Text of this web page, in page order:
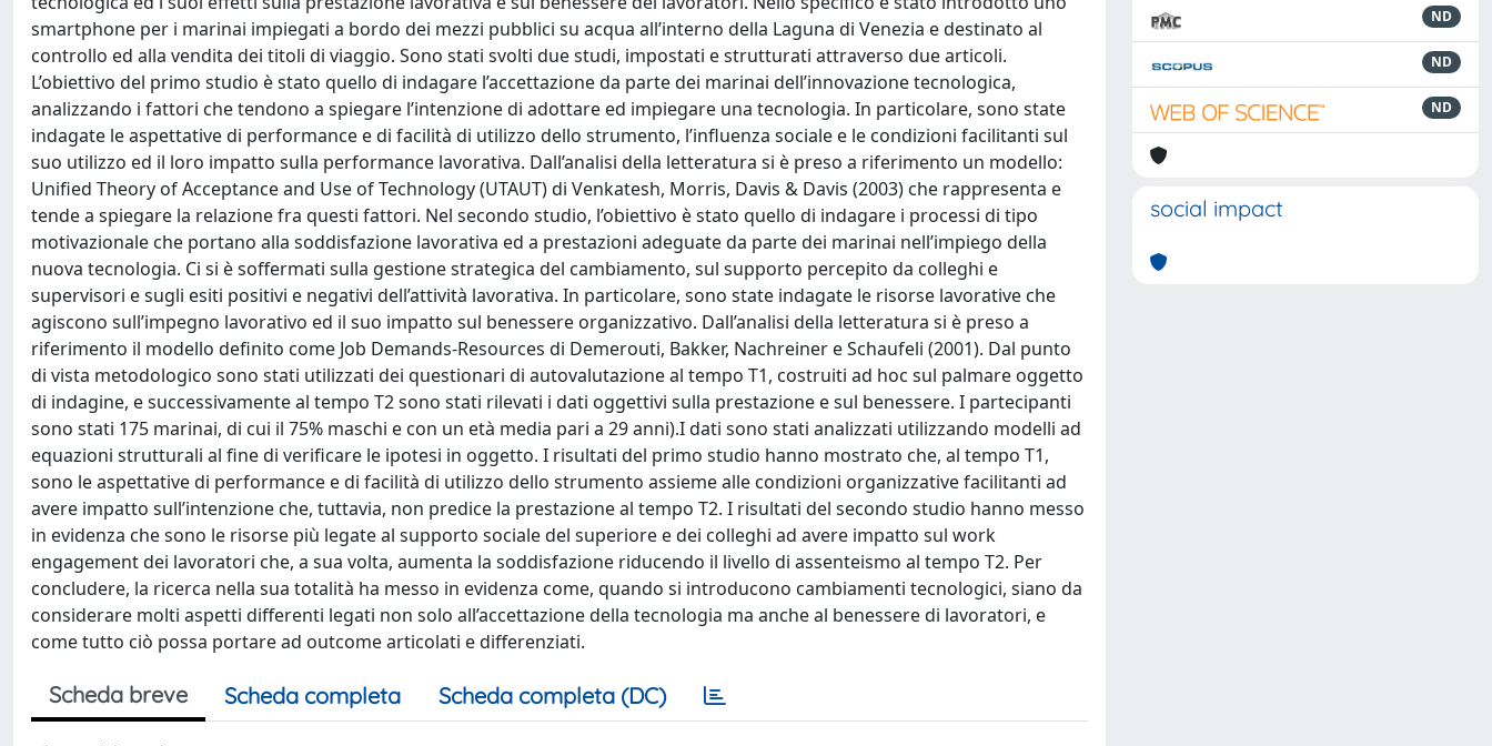
smartphone per i marinai impiegati a bordo dei mezzi pubblici su acqua all’interno della Laguna di Venezia e destinato al
controllo ed alla vendita dei titoli di viaggio. Sono stati svolti due studi, impostati e strutturati attraverso due articoli.
L’obiettivo del primo studio è stato quello di indagare l’accettazione da parte dei marinai dell’innovazione tecnologica,
analizzando i fattori che tendono a spiegare l’intenzione di adottare ed impiegare una tecnologia. In particolare, sono state
indagate le aspettative di performance e di facilità di utilizzo dello strumento, l’influenza sociale e le condizioni facilitanti sul
suo utilizzo ed il loro impatto sulla performance lavorativa. Dall’analisi della letteratura si è preso a riferimento un modello:
Unified Theory of Acceptance and Use of Technology (UTAUT) di Venkatesh, Morris, Davis & Davis (2003) che rappresenta e
tende a spiegare la relazione fra questi fattori. Nel secondo studio, l’obiettivo è stato quello di indagare i processi di tipo
motivazionale che portano alla soddisfazione lavorativa ed a prestazioni adeguate da parte dei marinai nell’impiego della
nuova tecnologia. Ci si è soffermati sulla gestione strategica del cambiamento, sul supporto percepito da colleghi e
supervisori e sugli esiti positivi e negativi dell’attività lavorativa. In particolare, sono state indagate le risorse lavorative che
agiscono sull’impegno lavorativo ed il suo impatto sul benessere organizzativo. Dall’analisi della letteratura si è preso a
riferimento il modello definito come Job Demands-Resources di Demerouti, Bakker, Nachreiner e Schaufeli (2001). Dal punto
di vista metodologico sono stati utilizzati dei questionari di autovalutazione al tempo T1, costruiti ad hoc sul palmare oggetto
di indagine, e successivamente al tempo T2 sono stati rilevati i dati oggettivi sulla prestazione e sul benessere. I partecipanti
sono stati 175 marinai, di cui il 75% maschi e con un età media pari a 29 anni).I dati sono stati analizzati utilizzando modelli ad
equazioni strutturali al fine di verificare le ipotesi in oggetto. I risultati del primo studio hanno mostrato che, al tempo T1,
sono le aspettative di performance e di facilità di utilizzo dello strumento assieme alle condizioni organizzative facilitanti ad
avere impatto sull’intenzione che, tuttavia, non predice la prestazione al tempo T2. I risultati del secondo studio hanno messo
in evidenza che sono le risorse più legate al supporto sociale del superiore e dei colleghi ad avere impatto sul work
engagement dei lavoratori che, a sua volta, aumenta la soddisfazione riducendo il livello di assenteismo al tempo T2. Per
concludere, la ricerca nella sua totalità ha messo in evidenza come, quando si introducono cambiamenti tecnologici, siano da
considerare molti aspetti differenti legati non solo all’accettazione della tecnologia ma anche al benessere di lavoratori, e
come tutto ciò possa portare ad outcome articolati e differenziati.
Scheda breve Scheda completa Scheda completa (DC)
ND
ND
ND
social impact